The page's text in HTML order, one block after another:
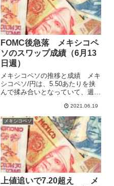
FOMC後急落 メキシコペ
ソのスワップ成績（6月13
日週）
メキシコペソの推移と成績 メキ
シコペソ/円は、5.50あたりを挟
んで揉み合いとなっていて、週初
16日の米連邦公開市場委員会
（FOMC）後に急落して、18日に
は5.31まで下げています。米のゼ
ロ金利解除の時期...
2021.06.19
メキシコペソ
上値追いで7.20超え メ